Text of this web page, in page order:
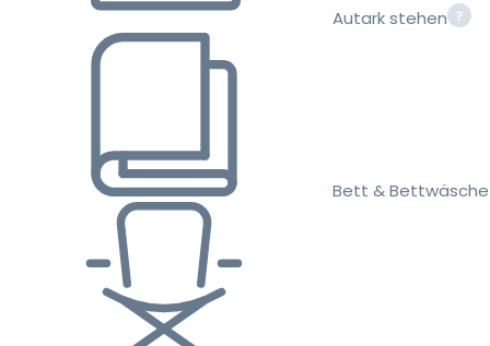
Autark stehen
Bett & Bettwäsche